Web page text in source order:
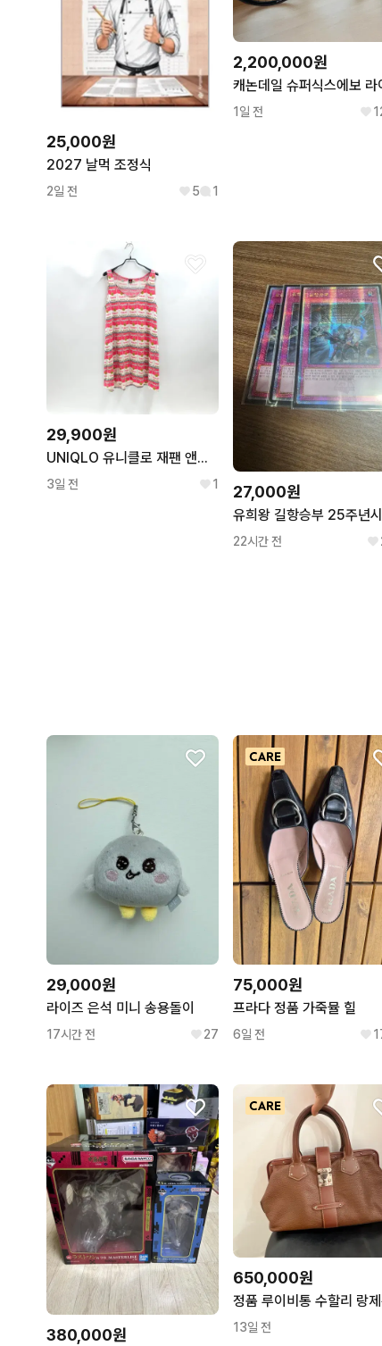
25,000원
2027 날먹 조정식
2일 전 5 1
2,200,000원
1일 전
29,900원
UNIQLO 유니클로 재팬 앤디워홀 캠벨스프캔 A라인 롱나시 C315
3일 전 1 27,000원
22시간 전
29,000원
라이즈 은석 미니 송용돌이
17시간 전 27
75,000원
프라다 정품 가죽뮬 힐
6일 전
380,000원
650,000원
13일 전